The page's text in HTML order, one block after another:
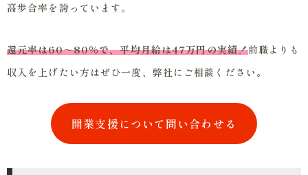
高歩合率を誇っています。
還元率は60～80％で、平均月給は47万円の実績！前職よりも
収入を上げたい方はぜひ一度、弊社にご相談ください。
開業支援について問い合わせる